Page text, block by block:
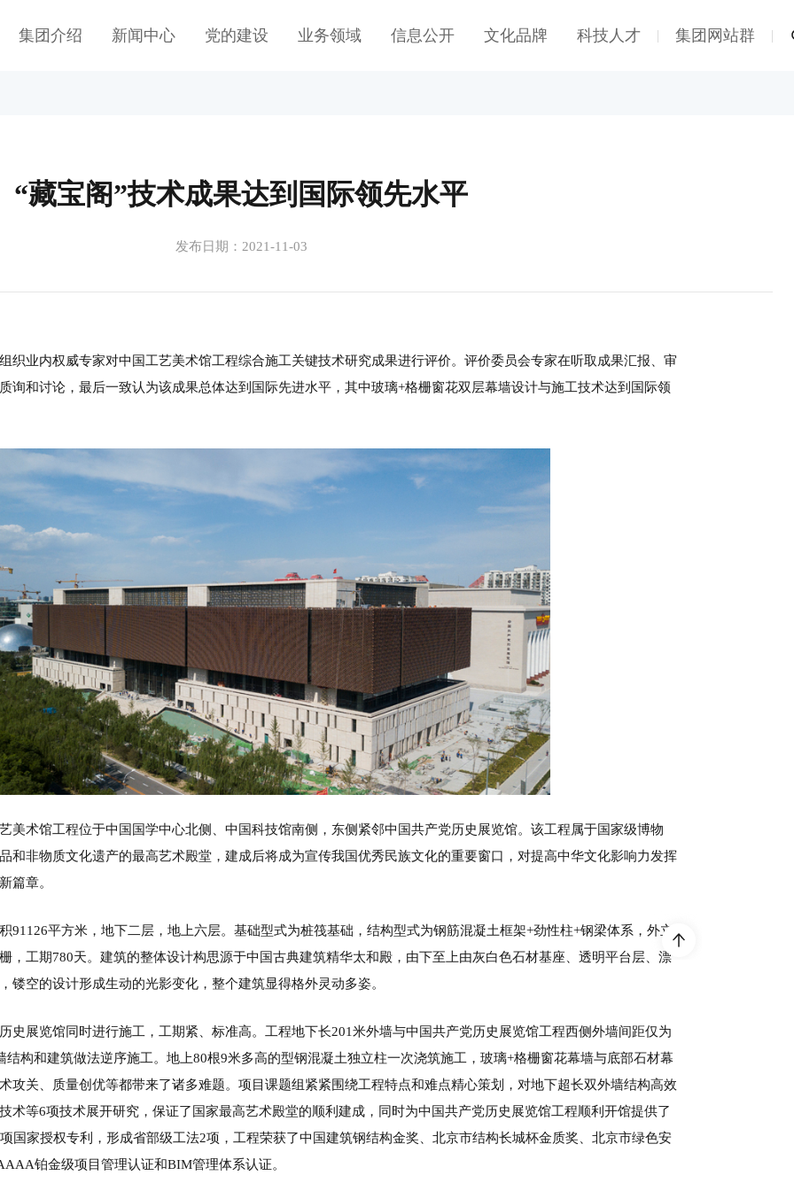
集团介绍 新闻中心 党的建设 业务领域 信息公开 文化品牌 科技人才 | 集团网站群 |
“藏宝阁”技术成果达到国际领先水平
发布日期：2021-11-03
织业内权威专家对中国工艺美术馆工程综合施工关键技术研究成果进行评价。评价委员会专家在听取成果汇报、审
询和讨论，最后一致认为该成果总体达到国际先进水平，其中玻璃+格栅窗花双层幕墙设计与施工技术达到国际领
美术馆工程位于中国国学中心北侧、中国科技馆南侧，东侧紧邻中国共产党历史展览馆。该工程属于国家级博物
和非物质文化遗产的最高艺术殿堂，建成后将成为宣传我国优秀民族文化的重要窗口，对提高中华文化影响力发挥
篇章。
91126平方米，地下二层，地上六层。基础型式为桩筏基础，结构型式为钢筋混凝土框架+劲性柱+钢梁体系，外立
，工期780天。建筑的整体设计构思源于中国古典建筑精华太和殿，由下至上由灰白色石材基座、透明平台层、漂
镂空的设计形成生动的光影变化，整个建筑显得格外灵动多姿。
史展览馆同时进行施工，工期紧、标准高。工程地下长201米外墙与中国共产党历史展览馆工程西侧外墙间距仅为
结构和建筑做法逆序施工。地上80根9米多高的型钢混凝土独立柱一次浇筑施工，玻璃+格栅窗花幕墙与底部石材幕
攻关、质量创优等都带来了诸多难题。项目课题组紧紧围绕工程特点和难点精心策划，对地下超长双外墙结构高效
术等6项技术展开研究，保证了国家最高艺术殿堂的顺利建成，同时为中国共产党历史展览馆工程顺利开馆提供了
国家授权专利，形成省部级工法2项，工程荣获了中国建筑钢结构金奖、北京市结构长城杯金质奖、北京市绿色安
铂金级项目管理认证和BIM管理体系认证。